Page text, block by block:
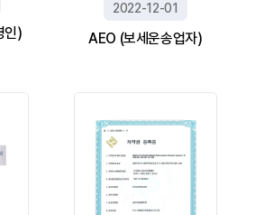
인)
2022-12-01
AEO (보세운송업자)​